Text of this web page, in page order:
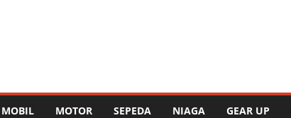
MOBIL MOTOR SEPEDA NIAGA GEAR UP